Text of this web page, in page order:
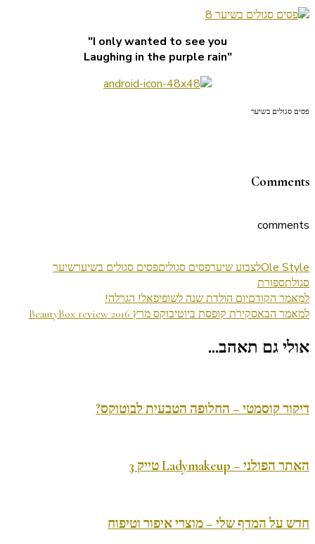
I only wanted to see you"
"Laughing in the purple rain
פסים סגולים בשיער
Comments
comments
Ole Styleלצבוע שיערפסים סגוליםפסים סגולים בשיערשיער
סגולתספורת
ניווט
בפוסטים
למאמר הקודםיום הולדת שנה לשופיפאל! הגרלה!
למאמר הבאסקירת קופסת ביוטיבוקס מרץ 2016 BeautyBox review
אולי גם תאהב...
דיקור קוסמטי – החלופה הטבעית לבוטוקס?
האתר הפולני – Ladymakeup טייק 3
חדש על המדף שלי – מוצרי איפור וטיפוח